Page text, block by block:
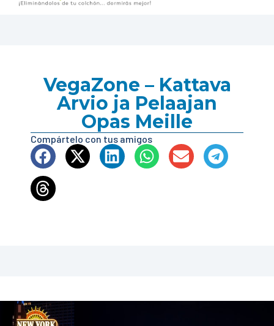
VegaZone – Kattava
Arvio ja Pelaajan
Opas Meille
Compártelo con tus amigos